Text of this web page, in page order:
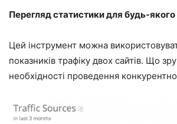
Перегляд статистики для будь-
Цей інструмент можна
показників трафіку двох сайтів. Що
необхідності проведення